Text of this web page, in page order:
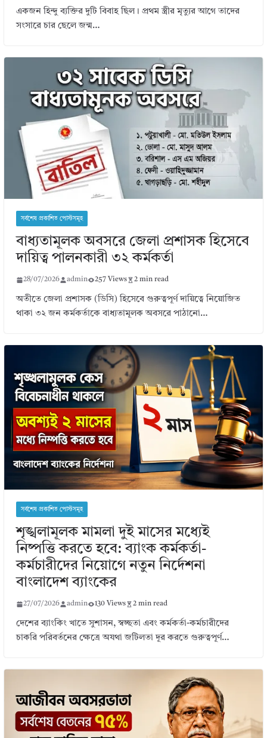
একজন হিন্দু ব্যক্তির দুটি বিবাহ ছিল। প্রথম স্ত্রীর মৃত্যুর আগে তাদের
সংসারে চার ছেলে জন্ম…
সর্বশেষ প্রকাশিত পোস্টসমূহ
বাধ্যতামূলক অবসরে জেলা প্রশাসক হিসেবে
দায়িত্ব পালনকারী ৩২ কর্মকর্তা
28/07/2026 admin 257 Views 2 min read
অতীতে জেলা প্রশাসক (ডিসি) হিসেবে গুরুত্বপূর্ণ দায়িত্বে নিয়োজিত
থাকা ৩২ জন কর্মকর্তাকে বাধ্যতামূলক অবসরে পাঠানো…
সর্বশেষ প্রকাশিত পোস্টসমূহ
শৃঙ্খলামূলক মামলা দুই মাসের মধ্যেই
নিষ্পত্তি করতে হবে: ব্যাংক কর্মকর্তা-
কর্মচারীদের নিয়োগে নতুন নির্দেশনা
বাংলাদেশ ব্যাংকের
27/07/2026 admin 130 Views 2 min read
দেশের ব্যাংকিং খাতে সুশাসন, স্বচ্ছতা এবং কর্মকর্তা-কর্মচারীদের
চাকরি পরিবর্তনের ক্ষেত্রে অযথা জটিলতা দূর করতে গুরুত্বপূর্ণ…